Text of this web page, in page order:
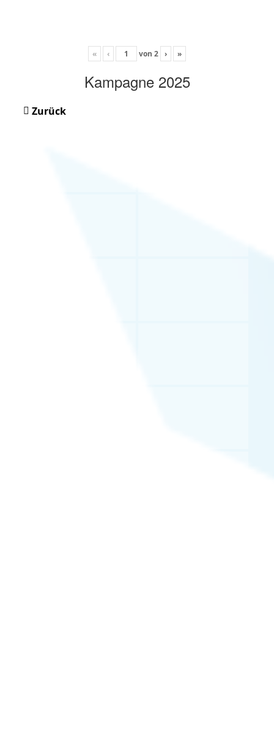
« ‹ von 2 › »
Kampagne 2025
Zurück